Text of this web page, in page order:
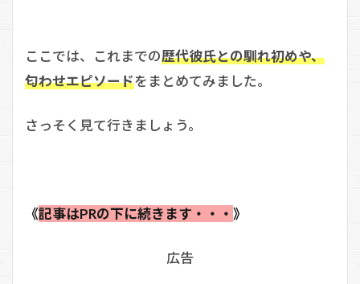
ここでは、これまでの歴代彼氏との馴れ初めや、
匂わせエピソードをまとめてみました。
さっそく見て行きましょう。
《記事はPRの下に続きます・・・ 》
広告